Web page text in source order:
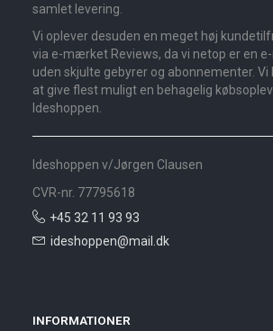
samlet levering.
Vi oplever desuden en meget høj
via e-mærket Reviews, da vi netop er en
uden skjulte gebyrer og abonnementer.
at give flest muligt en behagelig
Ideshoppen.
Ideshoppen v/Jørgen Clausen
CVR-nr. 77795618
+45 32 11 93 93
ideshoppen@mail.dk
INFORMATIONER